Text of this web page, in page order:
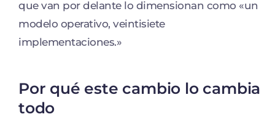
que van por delante lo dimensionan como «un
modelo operativo, veintisiete
implementaciones.»
Por qué este cambio lo cambia
todo